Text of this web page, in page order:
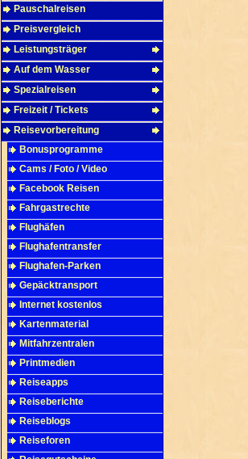
Pauschalreisen
Preisvergleich
Leistungsträger
Auf dem Wasser
Spezialreisen
Freizeit / Tickets
Reisevorbereitung
Bonusprogramme
Cams / Foto / Video
Facebook Reisen
Fahrgastrechte
Flughäfen
Flughafentransfer
Flughafen-Parken
Gepäcktransport
Internet kostenlos
Kartenmaterial
Mitfahrzentralen
Printmedien
Reiseapps
Reiseberichte
Reiseblogs
Reiseforen